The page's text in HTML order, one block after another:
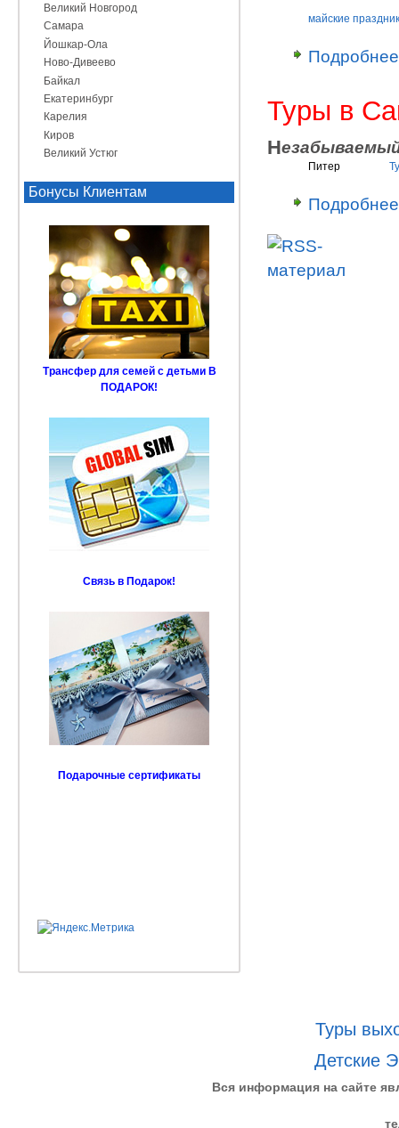
майские
Подробнее
Туры в
H
Питер
Подробнее
Великий Новгород
Самара
Йошкар-Ола
Ново-Дивеево
Байкал
Екатеринбург
Карелия
Киров
Великий Устюг
Бонусы Клиентам
Трансфер для семей с детьми В
ПОДАРОК!
Связь в Подарок!
Подарочные сертификаты
Туры
Детские
Вся информация на сайте